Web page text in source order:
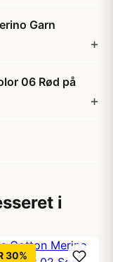
Garn
06 Rød på
i
30%